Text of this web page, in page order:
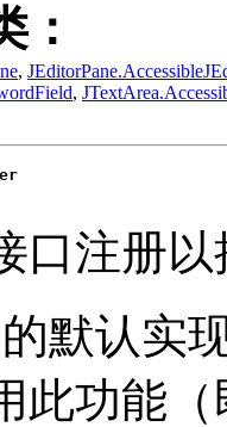
：
,
,
口注册
默认实
此功能